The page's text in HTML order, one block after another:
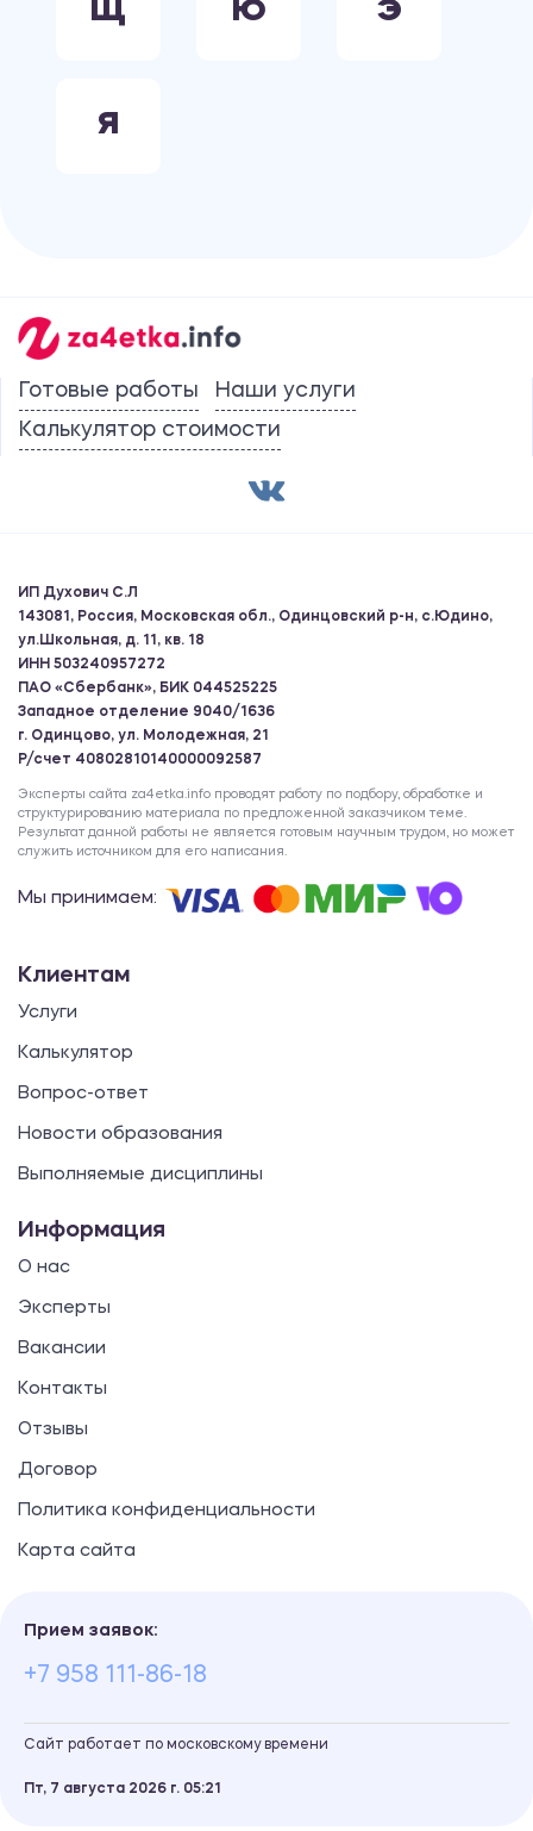
Щ Ю Э
Я
Готовые работы
Наши услуги
Калькулятор стоимости
ИП Духович С.Л
143081, Россия, Московская обл., Одинцовский р-н, с.Юдино,
ул.Школьная, д. 11, кв. 18
ИНН 503240957272
ПАО «Сбербанк», БИК 044525225
Западное отделение 9040/1636
г. Одинцово, ул. Молодежная, 21
Р/счет 40802810140000092587
Эксперты сайта za4etka.info проводят работу по подбору, обработке и
структурированию материала по предложенной заказчиком теме.
Результат данной работы не является готовым научным трудом, но может
служить источником для его написания.
Мы принимаем:
Клиентам
Услуги
Калькулятор
Вопрос-ответ
Новости образования
Выполняемые дисциплины
Информация
О нас
Эксперты
Вакансии
Контакты
Отзывы
Договор
Политика конфиденциальности
Карта сайта
Прием заявок:
+7 958 111-86-18
Сайт работает по московскому времени
Пт, 7 августа 2026 г. 05 21